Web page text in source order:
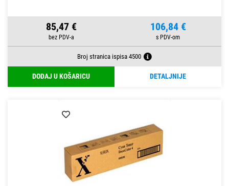
85,47 € 106,84 €
Broj stranica ispisa 4500
DODAJ U KOŠARICU DETALJNIJE